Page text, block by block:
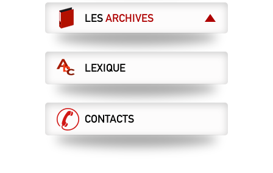
CANICULE : ATTENTION À NE PAS
BARSSER DE L’AIR CHAUD !
23.07.2026
ET MAINTENANT ?
LA DIRECTION VEUT DES ASCT AU
RABAIS, LA CGT S’Y OPPOSE !
DCI sécurité
16.07.2026
LESARCHIVES
LEXIQUE
CONTACTS